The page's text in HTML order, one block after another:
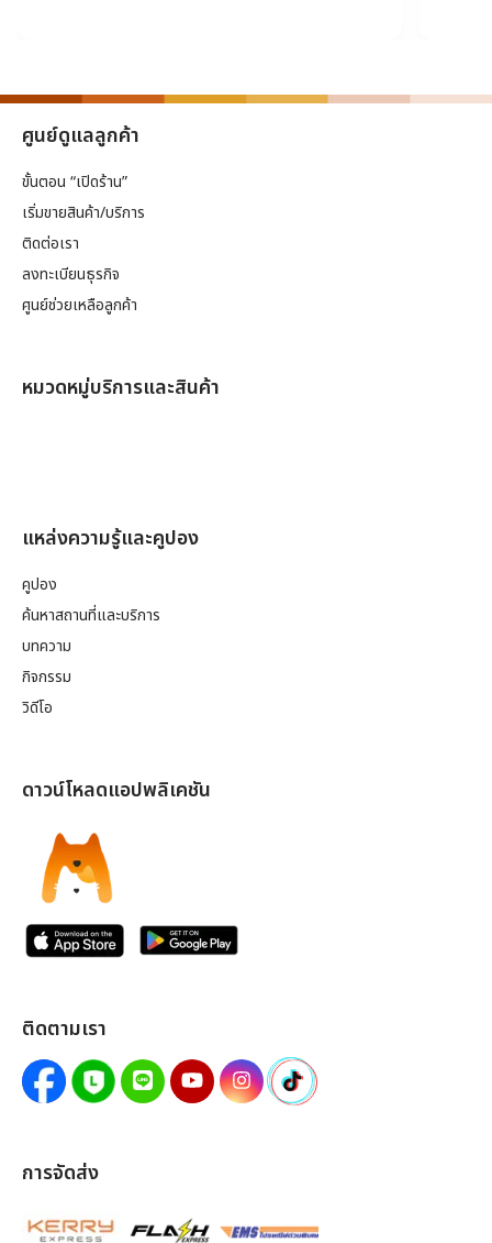
ศูนย์ดูแลลูกค้า
ขั้นตอน “เปิดร้าน”
เริ่มขายสินค้า/บริการ
ติดต่อเรา
ลงทะเบียนธุรกิจ
ศูนย์ช่วยเหลือลูกค้า
หมวดหมู่บริการและสินค้า
แหล่งความรู้และคูปอง
คูปอง
ค้นหาสถานที่และบริการ
บทความ
กิจกรรม
วิดีโอ
ดาวน์โหลดแอปพลิเคชัน
ติดตามเรา
การจัดส่ง